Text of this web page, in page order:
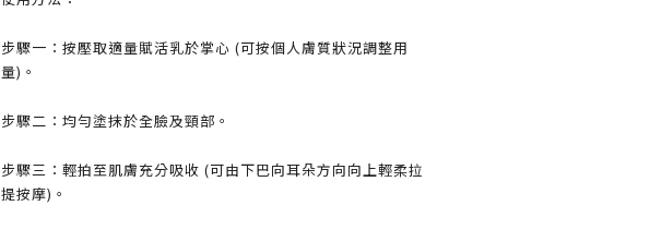
步驟一：按壓取適量賦活乳於掌心 (可按個人膚質狀況調整用
量)。
步驟二：均勻塗抹於全臉及頸部。
步驟三：輕拍至肌膚充分吸收 (可由下巴向耳朵方向向上輕柔拉
提按摩)。